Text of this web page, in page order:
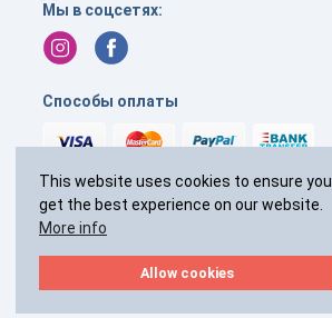
This website uses cookies to ensure you
get the best experience on our website.
More info
Allow cookies
Мы в соцсетях:
Способы оплаты
+44(0) 238 040 7287
с 9:00 до 19:00 без выходных
2026 © Все права защищены